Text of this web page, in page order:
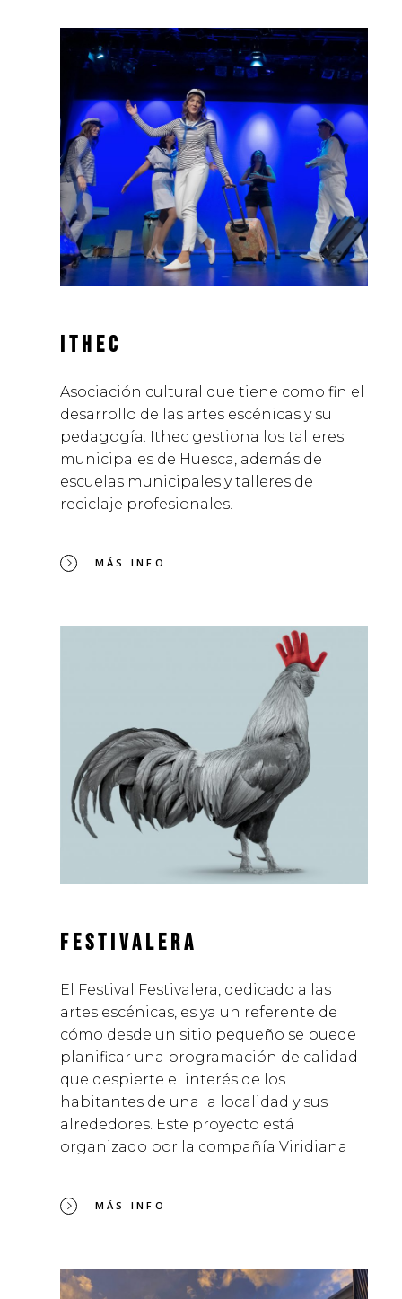
ITHEC
Asociación cultural que tiene como fin el
desarrollo de las artes escénicas y su
pedagogía. Ithec gestiona los talleres
municipales de Huesca, además de
escuelas municipales y talleres de
reciclaje profesionales.
MÁS INFO
FESTIVALERA
El Festival Festivalera, dedicado a las
artes escénicas, es ya un referente de
cómo desde un sitio pequeño se puede
planificar una programación de calidad
que despierte el interés de los
habitantes de una la localidad y sus
alrededores. Este proyecto está
organizado por la compañía Viridiana
MÁS INFO